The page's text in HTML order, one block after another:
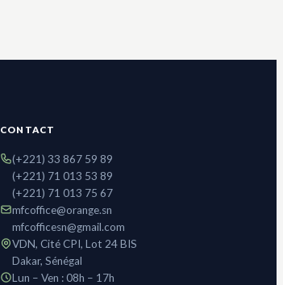
CONTACT
(+221) 33 867 59 89
(+221) 71 013 53 89
(+221) 71 013 75 67
mfcoffice@orange.sn
mfcofficesn@gmail.com
VDN, Cité CPI, Lot 24 BIS
Dakar, Sénégal
Lun – Ven : 08h – 17h